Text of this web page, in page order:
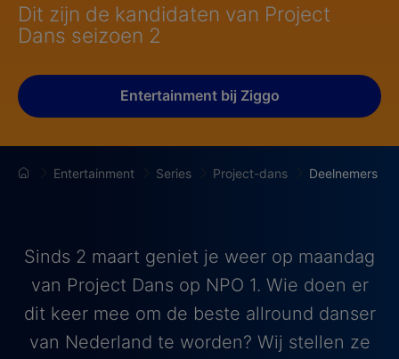
Dit zijn de kandidaten van Project
Dans seizoen 2
Entertainment bij Ziggo
Entertainment Series Project-dans Deelnemers
Sinds 2 maart geniet je weer op maandag
van Project Dans op NPO 1. Wie doen er
dit keer mee om de beste allround danser
van Nederland te worden? Wij stellen ze